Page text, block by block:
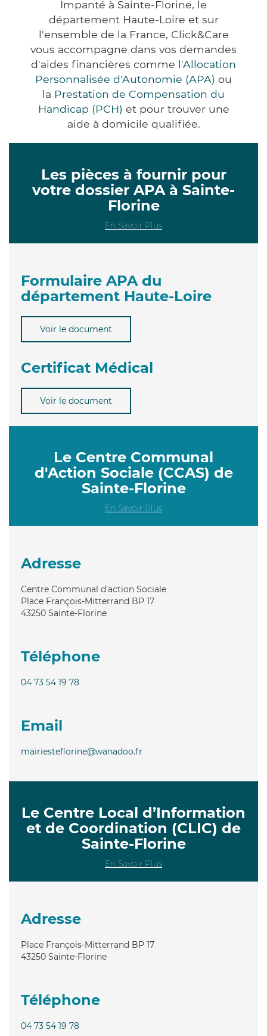
Impanté à Sainte-Florine, le
département Haute-Loire et sur
l'ensemble de la France, Click&Care
vous accompagne dans vos demandes
d'aides financières comme l'Allocation
Personnalisée d'Autonomie (APA) ou
la Prestation de Compensation du
Handicap (PCH) et pour trouver une
aide à domicile qualifiée.
Les pièces à fournir pour
votre dossier APA à Sainte-
Florine
En Savoir Plus
Formulaire APA du
département Haute-Loire
Voir le document
Certificat Médical
Voir le document
Le Centre Communal
d'Action Sociale (CCAS) de
Sainte-Florine
En Savoir Plus
Adresse
Centre Communal d'action Sociale
Place François-Mitterrand BP 17
43250 Sainte-Florine
Téléphone
04 73 54 19 78
Email
mairiesteflorine@wanadoo.fr
Le Centre Local d’Information
et de Coordination (CLIC) de
Sainte-Florine
En Savoir Plus
Adresse
Place François-Mitterrand BP 17
43250 Sainte-Florine
Téléphone
04 73 54 19 78